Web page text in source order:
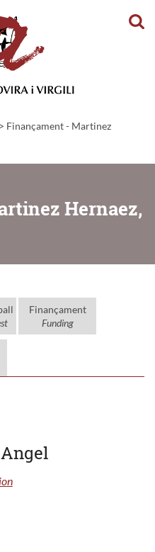
> Finançament - Martinez
Hernaez,
Finançament
Funding